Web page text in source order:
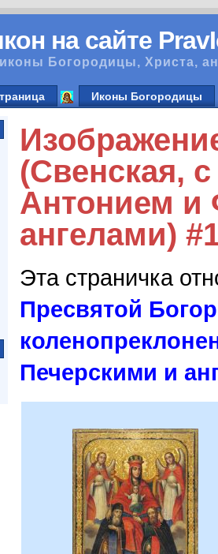
на сайте
Богородицы, Христа,
Иконы Богородицы
(Свенская,
Антонием и
ангелами)
Эта страничка
Пресвятой
Печерскими и